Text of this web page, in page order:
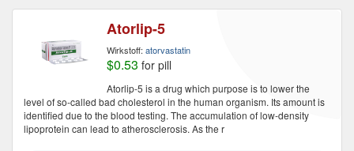
Atorlip-5
Wirkstoff: atorvastatin
$0.53 for pill
Atorlip-5 is a drug which purpose is to lower the
level of so-called bad cholesterol in the human organism. Its amount is
identified due to the blood testing. The accumulation of low-density
lipoprotein can lead to atherosclerosis. As the r